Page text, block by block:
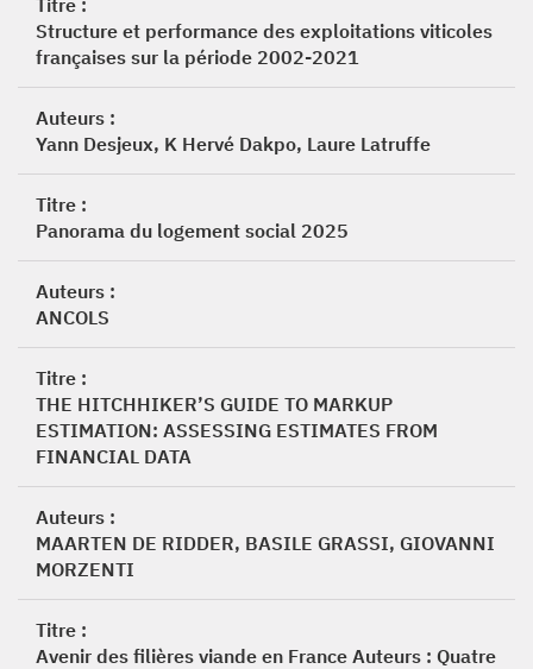
Titre :
Structure et performance des exploitations viticoles
françaises sur la période 2002-2021
Auteurs :
Yann Desjeux, K Hervé Dakpo, Laure Latruffe
Titre :
Panorama du logement social 2025
Auteurs :
ANCOLS
Titre :
THE HITCHHIKER’S GUIDE TO MARKUP
ESTIMATION: ASSESSING ESTIMATES FROM
FINANCIAL DATA
Auteurs :
MAARTEN DE RIDDER, BASILE GRASSI, GIOVANNI
MORZENTI
Titre :
Avenir des filières viande en France Auteurs : Quatre